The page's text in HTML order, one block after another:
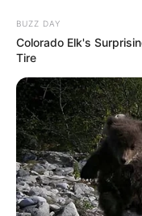
ΤΑΥΤΟΤΗΤΑ ΚΑΙ
BUZZ DAY
Colorado Elk's
Tire